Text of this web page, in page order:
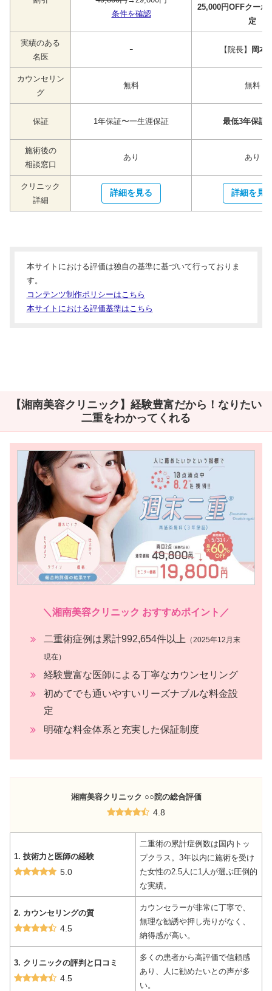
条件を確認
25,000円OFFクー
定
実績のある
名医
ｰ 【院長】 岡本
カウンセリン
グ
無料 無料
保証 1年保証〜一生涯保証 最低3年保証
施術後の
相談窓口
あり あり
クリニック
詳細
詳細を見る 詳細を見
本サイトにおける評価は独自の基準に基づいて行っておりま
す。
コンテンツ制作ポリシーはこちら
本サイトにおける評価基準はこちら
【湘南美容クリニック】経験豊富だから！なりたい
二重をわかってくれる
＼湘南美容クリニック おすすめポイント／
二重術症例は累計992,654件以上
（2025年12月末
現在）
経験豊富な医師による丁寧なカウンセリング
初めてでも通いやすいリーズナブルな料金設
定
明確な料金体系と充実した保証制度
湘南美容クリニック ○○院の総合評価
4.8
1.技術力と医師の経験
5.0
二重術の累計症例数は国内トッ
プクラス。3年以内に施術を受け
た女性の2.5人に1人が選ぶ圧倒的
な実績。
2. カウンセリングの質
4.5
カウンセラーが非常に丁寧で、
無理な勧誘や押し売りがなく、
納得感が高い。
3. クリニックの評判と口コミ
4.5
多くの患者から高評価で信頼感
あり、人に勧めたいとの声が多
い。